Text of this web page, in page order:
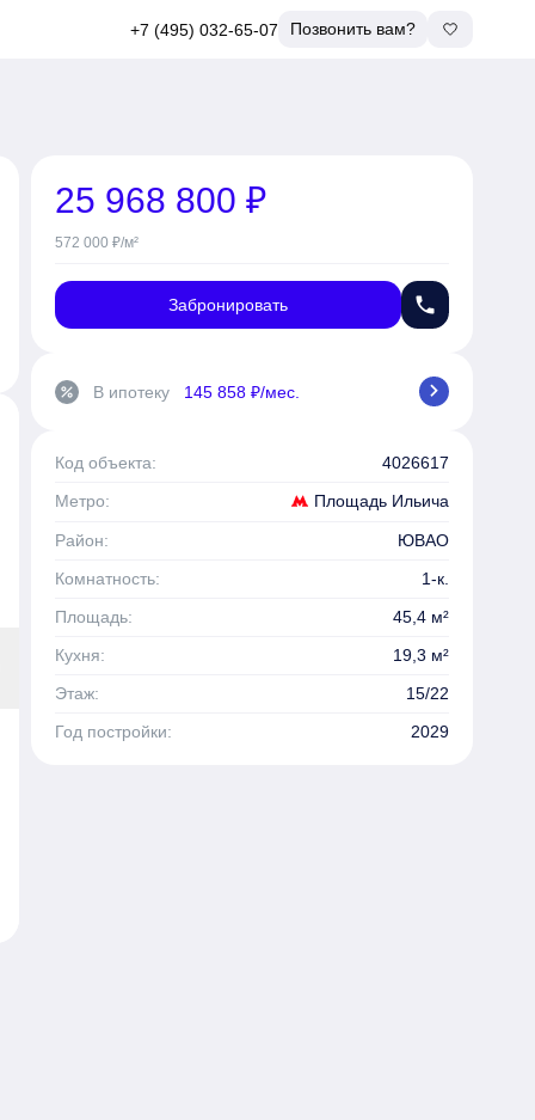
+7 (495) 032-65-07 Позвонить вам?
25 968 800 ₽
572 000 ₽/м²
Забронировать phone
percent В ипотеку 145 858 ₽/мес. chevron_right
Код объекта: 4026617
Метро: Площадь Ильича
Район:
ЮВАО
Комнатность:
1-к.
Площадь:
45,4 м²
Кухня:
19,3 м²
Этаж:
15/22
Год постройки:
2029